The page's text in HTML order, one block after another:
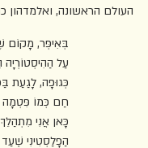
העולם הראשונה, ואלמדהון
בְּאִיפְּר, מָקוֹם
עַל
כְּגוּפָה, לָגַעַת
חַם כְּמוֹ פִּטְמָה
כָּאן אֲנִי
הַפָלַסְטִינִי